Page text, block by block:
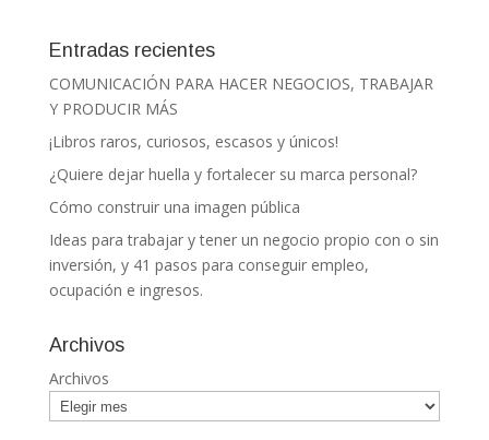
Entradas recientes
COMUNICACIÓN PARA HACER NEGOCIOS, TRABAJAR
Y PRODUCIR MÁS
¡Libros raros, curiosos, escasos y únicos!
¿Quiere dejar huella y fortalecer su marca personal?
Cómo construir una imagen pública
Ideas para trabajar y tener un negocio propio con o sin
inversión, y 41 pasos para conseguir empleo,
ocupación e ingresos.
Archivos
Archivos